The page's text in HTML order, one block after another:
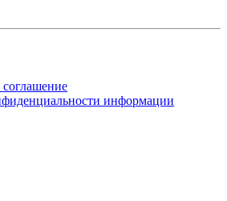
соглашение
информации